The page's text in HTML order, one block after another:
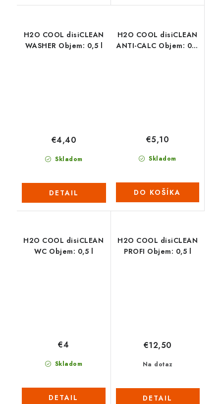
H2O COOL disiCLEAN
WASHER Objem: 0,5 l
Skladom
€4,40
DETAIL
H2O COOL disiCLEAN
ANTI-CALC Objem: 0,5
Skladom
€5,10
DO KOŠÍKA
H2O COOL disiCLEAN
WC Objem: 0,5 l
Skladom
€4
DETAIL
H2O COOL disiCLEAN
PROFI Objem: 0,5 l
Na dotaz
€12,50
DETAIL